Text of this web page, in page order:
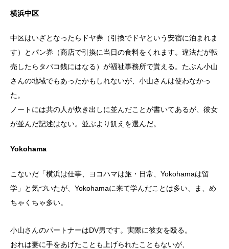
横浜中区
中区はいざとなったらドヤ券（引換でドヤという安宿に泊まれま
す）とパン券（商店で引換に当日の食料をくれます。違法だが転
売したらタバコ銭にはなる）が福祉事務所で貰える。たぶん小山
さんの地域でもあったかもしれないが、小山さんは使わなかっ
た。
ノートには共の人が炊き出しに並んだことが書いてあるが、彼女
が並んだ記述はない。並ぶより飢えを選んだ。
Yokohama
こないだ「横浜は仕事、ヨコハマは旅・日常、Yokohamaは留
学」と気づいたが、Yokohamaに来て学んだことは多い、ま、め
ちゃくちゃ多い。
小山さんのパートナーはDV男です。実際に彼女を殴る。
おれは妻に手をあげたことも上げられたこともないが、